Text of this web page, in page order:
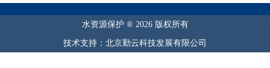
水资源保护 ® 2026 版权所有
技术支持：北京勤云科技发展有限公司